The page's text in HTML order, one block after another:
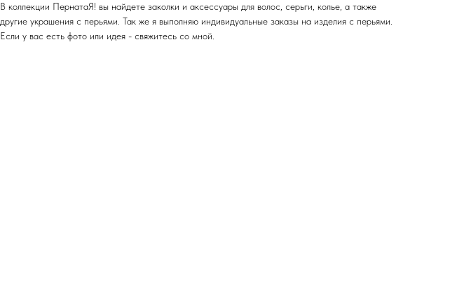
В коллекции ПернатаЯ! вы найдете заколки и аксессуары для волос, серьги, колье, а также
другие украшения с перьями. Так же я выполняю индивидуальные заказы на изделия с перьями.
Если у вас есть фото или идея - свяжитесь со мной.